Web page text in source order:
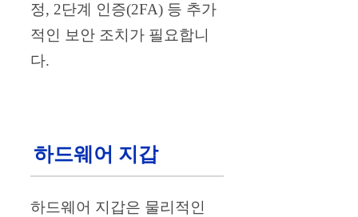
정, 2단계 인증(2FA) 등 추가
적인 보안 조치가 필요합니
다.
하드웨어 지갑
하드웨어 지갑은 물리적인